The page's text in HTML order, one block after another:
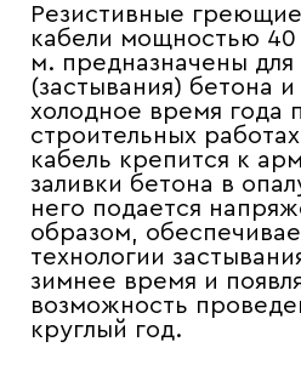
Резистивные греющие
кабели мощностью
м. предназначены для
(застывания) бетона
холодное время года
строительных
кабель крепится к
заливки бетона в
него подается
образом,
технологии
зимнее время и
возможность
круглый год.